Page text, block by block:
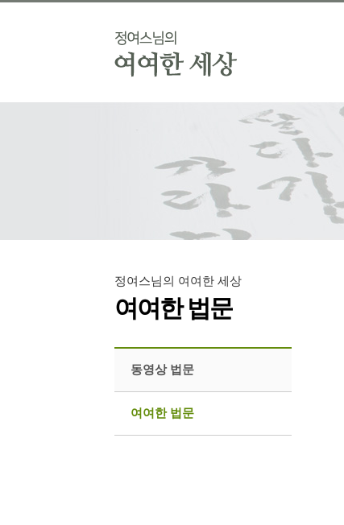
정여스님의 여여한 세상
여여한 법문
동영상 법문
여여한 법문